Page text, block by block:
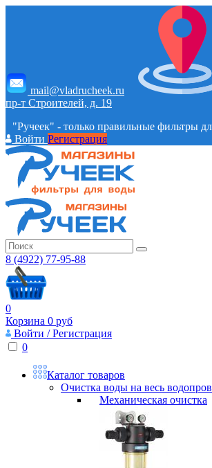
mail@vladrucheek.ru
пр-т Строителей, д. 19
"Ручеек" - только правильные фильтры
ВойтиРегистрация
8 (4922) 77-95-88
0
Корзина 0 руб
Войти / Регистрация
0
Каталог товаров
Очистка воды на весь
Механическая очистка